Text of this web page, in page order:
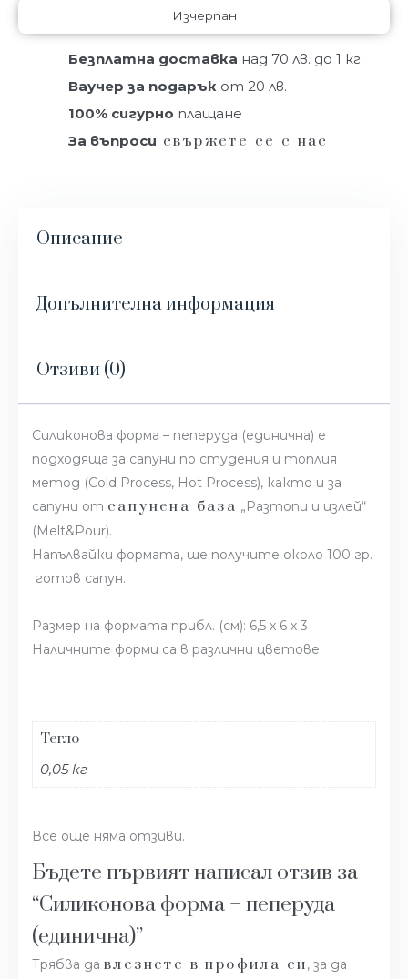
Изчерпан
Безплатна доставка над 70 лв. до 1 кг
Ваучер за подарък от 20 лв.
100% сигурно плащане
За въпроси: свържете се с нас
Описание
Допълнителна информация
Отзиви (0)
Силиконова форма – пеперуда (единична) е
подходяща за сапуни по студения и топлия
метод (Cold Process, Hot Process), както и за
сапуни от сапунена база „Разтопи и излей“
(Melt&Pour).
Напълвайки формата, ще получите около 100 гр.
готов сапун.
Размер на формата прибл. (см): 6,5 x 6 х 3
Наличните форми са в различни цветове.
Тегло
0,05 кг
Все още няма отзиви.
Бъдете първият написал отзив за
“Силиконова форма – пеперуда
(единична)”
Трябва да влезнете в профила си, за да